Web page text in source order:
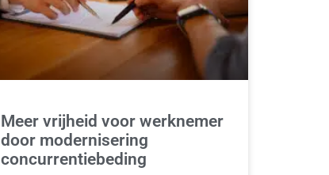
Meer vrijheid voor werknemer
door modernisering
concurrentiebeding